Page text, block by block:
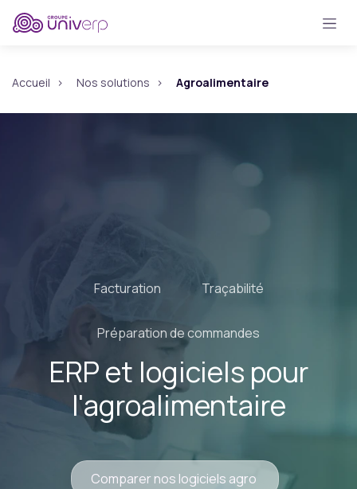
Se rendre au contenu
Accueil Nos solutions Agroalimentaire
Facturation Traçabilité
Préparation de commandes
ERP et logiciels pour
l'agroalimentaire
Comparer nos logiciels agro